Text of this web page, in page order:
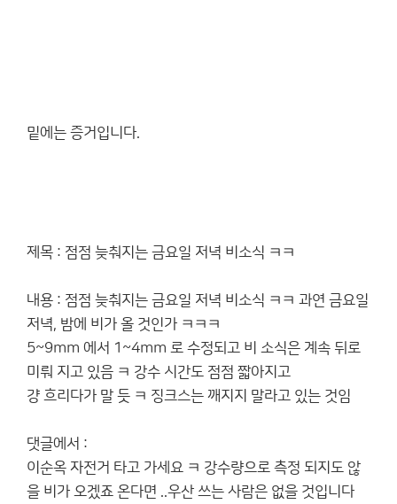
밑에는 증거입니다.
제목 : 점점 늦춰지는 금요일 저녁 비소식 ㅋㅋ
내용 : 점점 늦춰지는 금요일 저녁 비소식 ㅋㅋ 과연 금요일
저녁, 밤에 비가 올 것인가 ㅋㅋㅋ
5~9mm 에서 1~4mm 로 수정되고 비 소식은 계속 뒤로
미뤄 지고 있음 ㅋ 강수 시간도 점점 짧아지고
걍 흐리다가 말 듯 ㅋ 징크스는 깨지지 말라고 있는 것임
댓글에서 :
이순옥 자전거 타고 가세요 ㅋ 강수량으로 측정 되지도 않
을 비가 오겠죠 온다면 ..우산 쓰는 사람은 없을 것입니다